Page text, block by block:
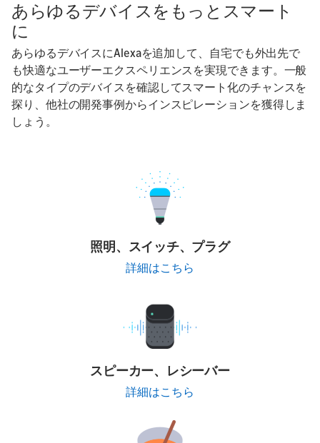
あらゆるデバイスをもっとスマート
に
あらゆるデバイスにAlexaを追加して、自宅でも外出先で
も快適なユーザーエクスペリエンスを実現できます。一般
的なタイプのデバイスを確認してスマート化のチャンスを
探り、他社の開発事例からインスピレーションを獲得しま
しょう。
照明、スイッチ、プラグ
詳細はこちら
スピーカー、レシーバー
詳細はこちら